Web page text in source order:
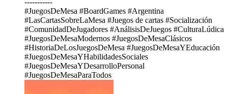
-----------
#JuegosDeMesa #BoardGames #Argentina
#LasCartasSobreLaMesa #Juegos de cartas #Socialización
#ComunidadDeJugadores #AnálisisDeJuegos #CulturaLúdica
#JuegosDeMesaModernos #JuegosDeMesaClásicos
#HistoriaDeLosJuegosDeMesa #JuegosDeMesaYEducación
#JuegosDeMesaYHabilidadesSociales
#JuegosDeMesaYDesarrolloPersonal
#JuegosDeMesaParaTodos